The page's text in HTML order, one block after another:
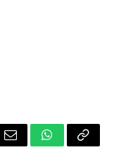
Email WhatsApp
Copy